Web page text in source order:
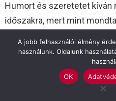
Humort és szeretetet kíván
időszakra, mert mint
Závoda Ferenc lángfelelős
a betlehemi lángot, amit
polgármesternek, hogy
A jobb felhasználói élmény
használunk. Oldalunk
OK